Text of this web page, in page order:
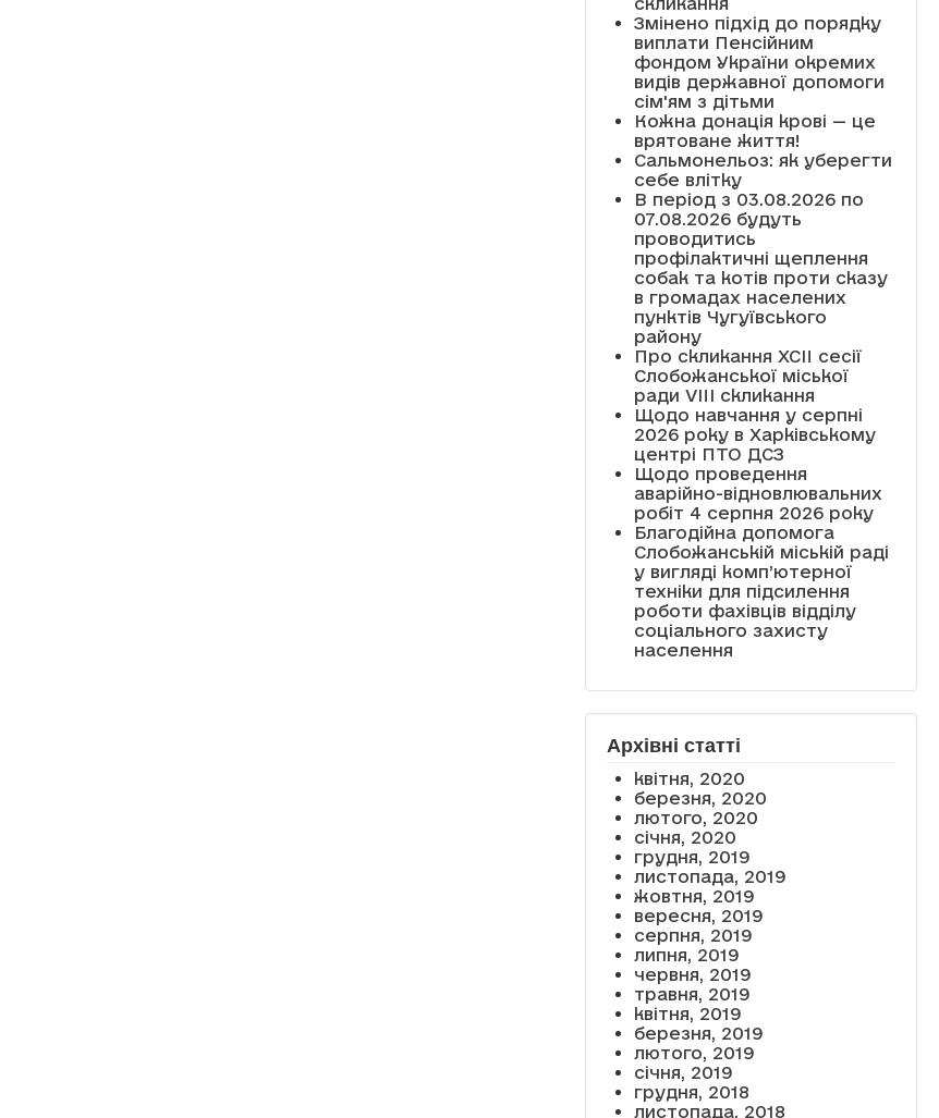
Змінено підхід до порядку
виплати Пенсійним
фондом України окремих
видів державної допомоги
сім'ям з дітьми
Кожна донація крові — це
врятоване життя!
Сальмонельоз: як уберегти
себе влітку
В період з 03.08.2026 по
07.08.2026 будуть
проводитись
профілактичні щеплення
собак та котів проти сказу
в громадах населених
пунктів Чугуївського
району
Про скликання XCII сесії
Слобожанської міської
ради VIII скликання
Щодо навчання у серпні
2026 року в Харківському
центрі ПТО ДСЗ
Щодо проведення
аварійно-відновлювальних
робіт 4 серпня 2026 року
Благодійна допомога
Слобожанській міській раді
у вигляді комп’ютерної
техніки для підсилення
роботи фахівців відділу
соціального захисту
населення
Архівні статті
квітня, 2020
березня, 2020
лютого, 2020
січня, 2020
грудня, 2019
листопада, 2019
жовтня, 2019
вересня, 2019
серпня, 2019
липня, 2019
червня, 2019
травня, 2019
квітня, 2019
березня, 2019
лютого, 2019
січня, 2019
грудня, 2018
листопада, 2018